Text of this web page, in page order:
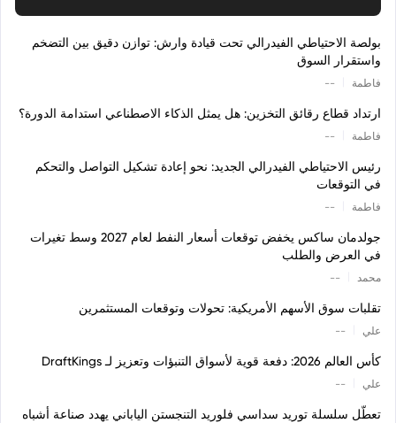
بولصة الاحتياطي الفيدرالي تحت قيادة وارش: توازن دقيق بين التضخم
واستقرار السوق
فاطمة --
ارتداد قطاع رقائق التخزين: هل يمثل الذكاء الاصطناعي استدامة الدورة؟
فاطمة --
رئيس الاحتياطي الفيدرالي الجديد: نحو إعادة تشكيل التواصل والتحكم
في التوقعات
فاطمة --
جولدمان ساكس يخفض توقعات أسعار النفط لعام 2027 وسط تغيرات
في العرض والطلب
محمد --
تقلبات سوق الأسهم الأمريكية: تحولات وتوقعات المستثمرين
علي --
كأس العالم 2026: دفعة قوية لأسواق التنبؤات وتعزيز لـ DraftKings
علي --
تعطّل سلسلة توريد سداسي فلوريد التنجستن الياباني يهدد صناعة أشباه